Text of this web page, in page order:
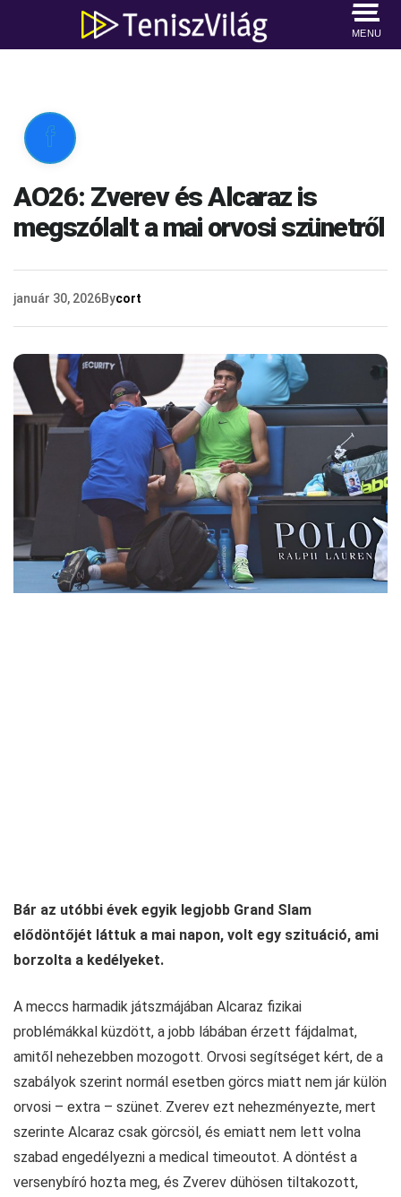
MENU

AO26: Zverev és Alcaraz is
megszólalt a mai orvosi szünetről
január 30, 2026Bycort
Bár az utóbbi évek egyik legjobb Grand Slam
elődöntőjét láttuk a mai napon, volt egy szituáció, ami
borzolta a kedélyeket.
A meccs harmadik játszmájában Alcaraz fizikai
problémákkal küzdött, a jobb lábában érzett fájdalmat,
amitől nehezebben mozogott. Orvosi segítséget kért, de a
szabályok szerint normál esetben görcs miatt nem jár külön
orvosi – extra – szünet. Zverev ezt nehezményezte, mert
szerinte Alcaraz csak görcsöl, és emiatt nem lett volna
szabad engedélyezni a medical timeoutot. A döntést a
versenybíró hozta meg, és Zverev dühösen tiltakozott,